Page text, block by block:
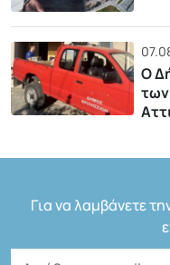
Ο
Για να λαμβάνετε